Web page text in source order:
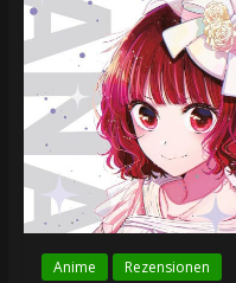
Anime Rezensionen